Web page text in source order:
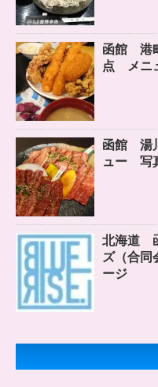
函館 港
点 メニ
函館
ュー 写
北海道
ズ（合
ージ